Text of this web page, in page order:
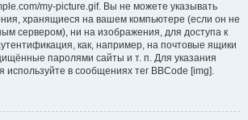
my-picture.gif. Вы не можете указывать
хранящиеся на вашем компьютере (если он не
сервером), ни на изображения, для доступа к
как, например, на почтовые ящики
паролями сайты и т. п. Для указания
используйте в сообщениях тег BBCode [img].